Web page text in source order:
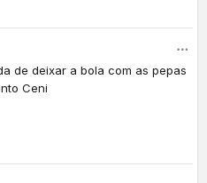
de deixar a bola com as pepas
Ceni